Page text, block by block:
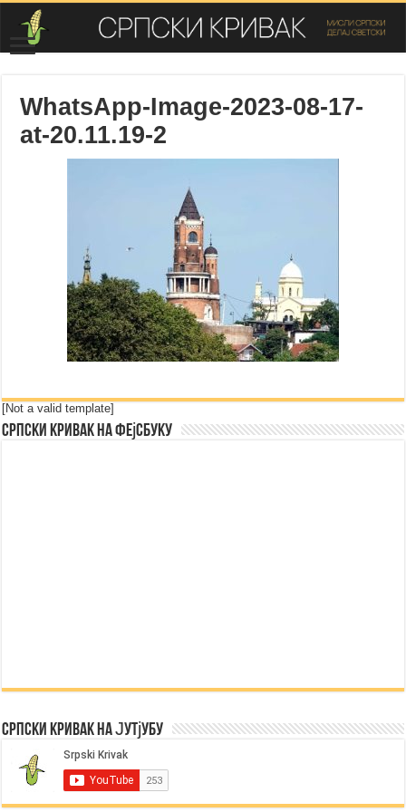
WhatsApp-Image-2023-08-17-
at-20.11.19-2
[Not a valid template]
Српски Кривак на Фејсбуку
Српски Кривак на Јутјубу